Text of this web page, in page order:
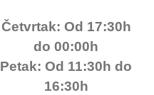
Četvrtak: Od 17:30h
do 00:00h
Petak: Od 11:30h do
16:30h